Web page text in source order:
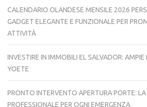
CALENDARIO OLANDESE MENSILE 2026
GADGET ELEGANTE E FUNZIONALE PER
ATTIVITÀ
INVESTIRE IN IMMOBILI EL SALVADOR:
YOETE
PRONTO INTERVENTO APERTURA PORTE:
PROFESSIONALE PER OGNI EMERGENZA